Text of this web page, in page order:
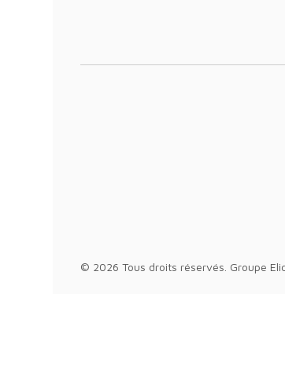
© 2026 Tous droits réservés. Groupe